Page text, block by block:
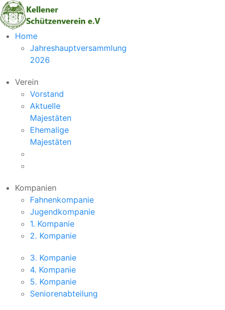
Home
Jahreshauptversammlung
2026
Verein
Vorstand
Aktuelle
Majestäten
Ehemalige
Majestäten
Kompanien
Fahnenkompanie
Jugendkompanie
1. Kompanie
2. Kompanie
3. Kompanie
4. Kompanie
5. Kompanie
Seniorenabteilung
Monat
Monat